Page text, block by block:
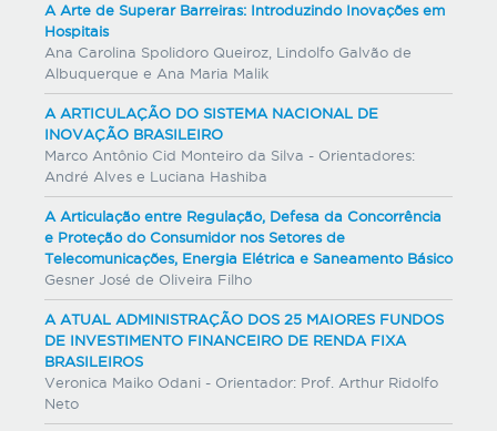
A Arte de Superar Barreiras: Introduzindo Inovações em
Hospitais
Ana Carolina Spolidoro Queiroz, Lindolfo Galvão de
Albuquerque e Ana Maria Malik
A ARTICULAÇÃO DO SISTEMA NACIONAL DE
INOVAÇÃO BRASILEIRO
Marco Antônio Cid Monteiro da Silva - Orientadores:
André Alves e Luciana Hashiba
A Articulação entre Regulação, Defesa da Concorrência
e Proteção do Consumidor nos Setores de
Telecomunicações, Energia Elétrica e Saneamento Básico
Gesner José de Oliveira Filho
A ATUAL ADMINISTRAÇÃO DOS 25 MAIORES FUNDOS
DE INVESTIMENTO FINANCEIRO DE RENDA FIXA
BRASILEIROS
Veronica Maiko Odani - Orientador: Prof. Arthur Ridolfo
Neto